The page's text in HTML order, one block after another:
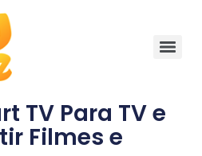
TV Para TV e
Filmes e